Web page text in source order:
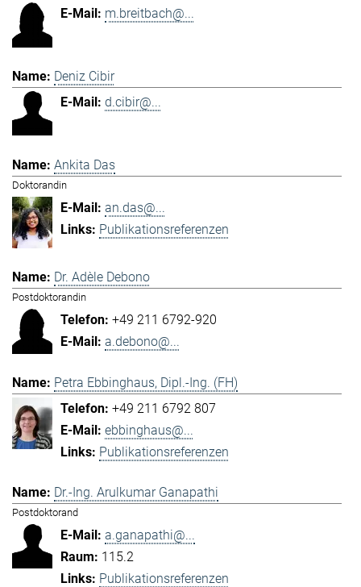
m.breitbach@...
Deniz Cibir
d.cibir@...
Ankita Das
Doktorandin
an.das@...
Publikationsreferenzen
Dr. Adèle Debono
Postdoktorandin
+49 211 6792-920
a.debono@...
Petra Ebbinghaus, Dipl.-Ing. (FH)
+49 211 6792 807
ebbinghaus@...
Publikationsreferenzen
Dr.-Ing. Arulkumar Ganapathi
Postdoktorand
a.ganapathi@...
115.2
Publikationsreferenzen